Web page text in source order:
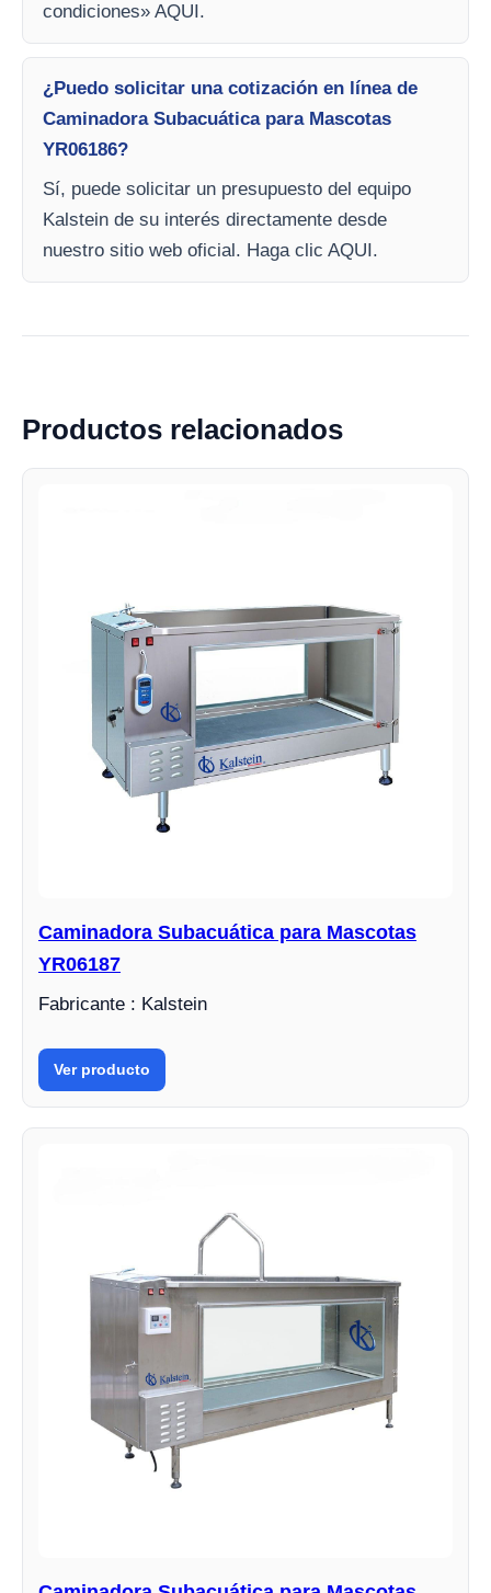
condiciones» AQUI.
¿Puedo solicitar una cotización en línea de
Caminadora Subacuática para Mascotas
YR06186?
Sí, puede solicitar un presupuesto del equipo
Kalstein de su interés directamente desde
nuestro sitio web oficial. Haga clic AQUI.
Productos relacionados
Caminadora Subacuática para Mascotas
YR06187
Fabricante : Kalstein
Ver producto